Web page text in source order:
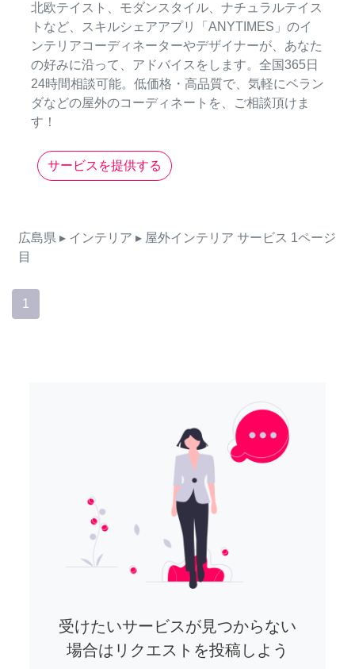
北欧テイスト、モダンスタイル、ナチュラルテイス
トなど、スキルシェアアプリ「ANYTIMES」のイ
ンテリアコーディネーターやデザイナーが、あなた
の好みに沿って、アドバイスをします。全国365日
24時間相談可能。低価格・高品質で、気軽にベラン
ダなどの屋外のコーディネートを、ご相談頂けま
す！
サービスを提供する
広島県 ▸ インテリア ▸ 屋外インテリア サービス 1ページ
目
1
受けたいサービスが見つからない
場合はリクエストを投稿しよう